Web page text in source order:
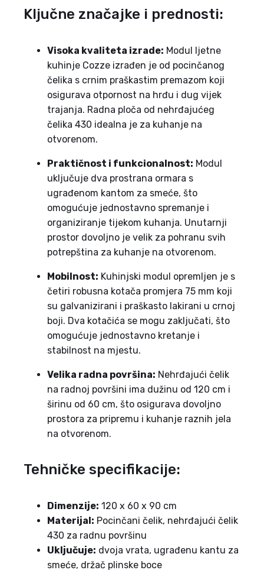
Ključne značajke i prednosti:
Visoka kvaliteta izrade: Modul ljetne
kuhinje Cozze izrađen je od pocinčanog
čelika s crnim praškastim premazom koji
osigurava otpornost na hrđu i dug vijek
trajanja. Radna ploča od nehrđajućeg
čelika 430 idealna je za kuhanje na
otvorenom.
Praktičnost i funkcionalnost: Modul
uključuje dva prostrana ormara s
ugrađenom kantom za smeće, što
omogućuje jednostavno spremanje i
organiziranje tijekom kuhanja. Unutarnji
prostor dovoljno je velik za pohranu svih
potrepština za kuhanje na otvorenom.
Mobilnost: Kuhinjski modul opremljen je s
četiri robusna kotača promjera 75 mm koji
su galvanizirani i praškasto lakirani u crnoj
boji. Dva kotačića se mogu zaključati, što
omogućuje jednostavno kretanje i
stabilnost na mjestu.
Velika radna površina: Nehrđajući čelik
na radnoj površini ima dužinu od 120 cm i
širinu od 60 cm, što osigurava dovoljno
prostora za pripremu i kuhanje raznih jela
na otvorenom.
Tehničke specifikacije:
Dimenzije: 120 x 60 x 90 cm
Materijal: Pocinčani čelik, nehrđajući čelik
430 za radnu površinu
Uključuje: dvoja vrata, ugrađenu kantu za
smeće, držač plinske boce